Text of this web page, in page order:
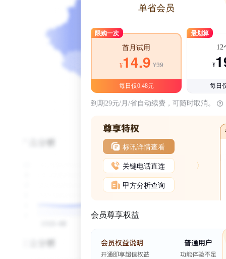
单省会员
限购一次
首月试用
¥14.9 ¥39
每日仅0.48元
最划算
12
¥
每日
到期29元/月/省自动续费，可随时取消。
标讯详情查看
关键电话直连
甲方分析查询
会员尊享权益